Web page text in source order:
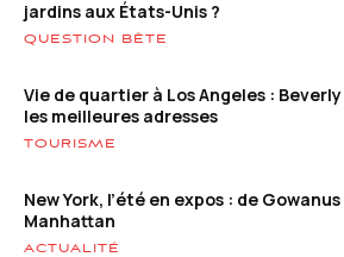
jardins aux États-Unis ?
QUESTION BÊTE
Vie de quartier à Los Angeles : Beverly
les meilleures adresses
TOURISME
New York, l’été en expos : de Gowanus
Manhattan
ACTUALITÉ